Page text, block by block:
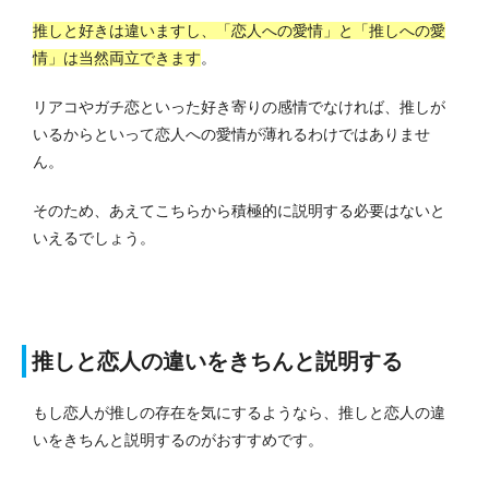
推しと好きは違いますし、「恋人への愛情」と「推しへの愛
情」は当然両立できます。
リアコやガチ恋といった好き寄りの感情でなければ、推しが
いるからといって恋人への愛情が薄れるわけではありませ
ん。
そのため、あえてこちらから積極的に説明する必要はないと
いえるでしょう。
推しと恋人の違いをきちんと説明する
もし恋人が推しの存在を気にするようなら、推しと恋人の違
いをきちんと説明するのがおすすめです。